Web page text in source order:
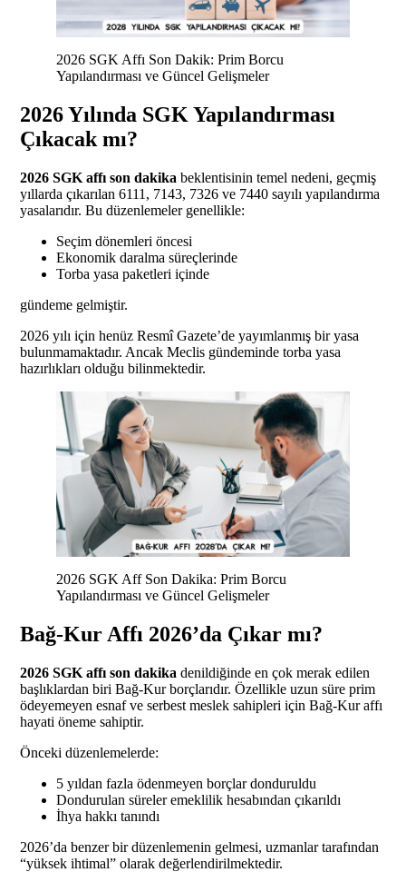
2026 SGK Affı Son Dakik: Prim Borcu
Yapılandırması ve Güncel Gelişmeler
2026 Yılında SGK Yapılandırması
Çıkacak mı?
2026 SGK affı son dakika beklentisinin temel nedeni, geçmiş
yıllarda çıkarılan 6111, 7143, 7326 ve 7440 sayılı yapılandırma
yasalarıdır. Bu düzenlemeler genellikle:
Seçim dönemleri öncesi
Ekonomik daralma süreçlerinde
Torba yasa paketleri içinde
gündeme gelmiştir.
2026 yılı için henüz Resmî Gazete’de yayımlanmış bir yasa
bulunmamaktadır. Ancak Meclis gündeminde torba yasa
hazırlıkları olduğu bilinmektedir.
2026 SGK Aff Son Dakika: Prim Borcu
Yapılandırması ve Güncel Gelişmeler
Bağ-Kur Affı 2026’da Çıkar mı?
2026 SGK affı son dakika denildiğinde en çok merak edilen
başlıklardan biri Bağ-Kur borçlarıdır. Özellikle uzun süre prim
ödeyemeyen esnaf ve serbest meslek sahipleri için Bağ-Kur affı
hayati öneme sahiptir.
Önceki düzenlemelerde:
5 yıldan fazla ödenmeyen borçlar donduruldu
Dondurulan süreler emeklilik hesabından çıkarıldı
İhya hakkı tanındı
2026’da benzer bir düzenlemenin gelmesi, uzmanlar tarafından
“yüksek ihtimal” olarak değerlendirilmektedir.